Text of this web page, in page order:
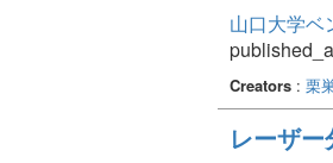
山口大学ベ
Creators : 栗
レーザ